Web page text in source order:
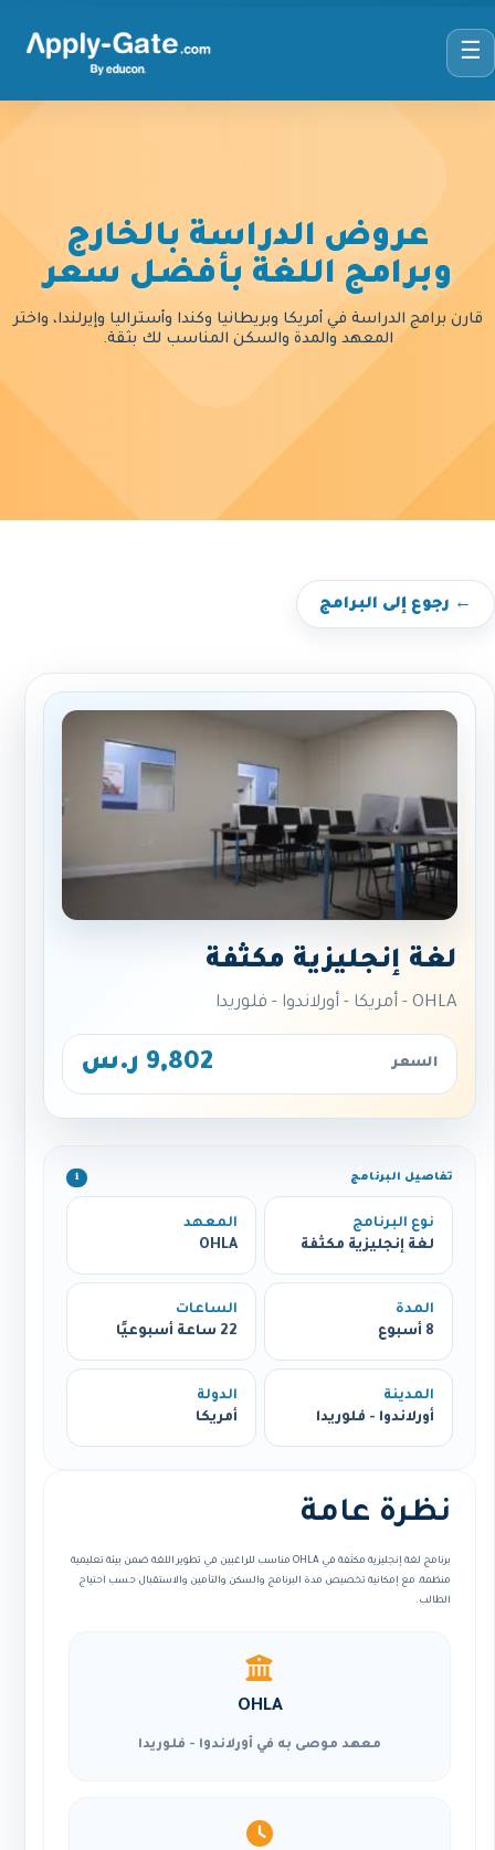
☰
عروض الدراسة بالخارج
وبرامج اللغة بأفضل سعر
قارن برامج الدراسة في أمريكا وبريطانيا وكندا وأستراليا وإيرلندا، واختر
المعهد والمدة والسكن المناسب لك بثقة.
← رجوع إلى البرامج
لغة إنجليزية مكثفة
OHLA - أمريكا - أورلاندوا - فلوريدا
السعر 9,802 ر.س
تفاصيل البرنامج ℹ️
نوع البرنامج
لغة إنجليزية مكثفة
المعهد
OHLA
المدة
8 أسبوع
الساعات
22 ساعة أسبوعيًا
المدينة
أورلاندوا - فلوريدا
الدولة
أمريكا
نظرة عامة
برنامج لغة إنجليزية مكثفة في OHLA مناسب للراغبين في تطوير اللغة ضمن بيئة تعليمية
منظمة، مع إمكانية تخصيص مدة البرنامج والسكن والتأمين والاستقبال حسب احتياج
الطالب.
OHLA
معهد موصى به في أورلاندوا - فلوريدا